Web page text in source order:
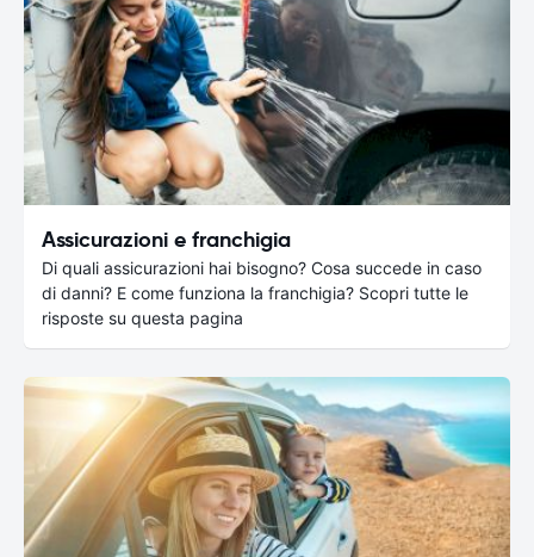
Assicurazioni e franchigia
Di quali assicurazioni hai bisogno? Cosa succede in caso
di danni? E come funziona la franchigia? Scopri tutte le
risposte su questa pagina